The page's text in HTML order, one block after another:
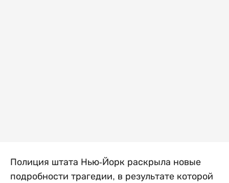
Полиция штата Нью-Йорк раскрыла новые
подробности трагедии, в результате которой